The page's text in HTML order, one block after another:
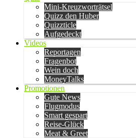
Mini-Kreuzworträtsel
Quizz den Huber
Quizzticle
Aufgedeckt
Videos
Reportagen
Fragenbot
Wein doch
MoneyTalks
Promotionen
Gute News
Flugmodus
Smart gespart
Reise-Glück
Meat & Greet